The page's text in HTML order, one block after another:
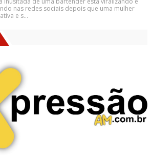
nas redes sociais depois que uma mulher
e s...